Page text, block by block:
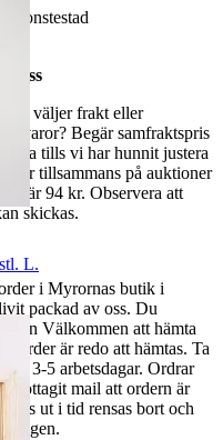
oss
väljer frakt eller
varor? Begär samfraktspris
tills vi har hunnit justera
tillsammans på auktioner
är 94 kr. Observera att
skickas.
i Myrornas butik i
packad av oss. Du
Välkommen att hämta
order är redo att hämtas. Ta
3-5 arbetsdagar. Ordrar
mottagit mail att ordern är
ut i tid rensas bort och
L.